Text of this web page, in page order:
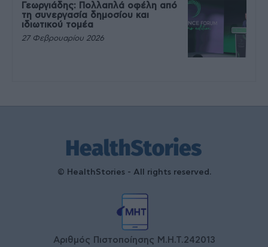
Γεωργιάδης: Πολλαπλά οφέλη από
τη συνεργασία δημοσίου και
ιδιωτικού τομέα
27 Φεβρουαρίου 2026
© HealthStories - All rights reserved.
Αριθμός Πιστοποίησης Μ.Η.Τ.242013